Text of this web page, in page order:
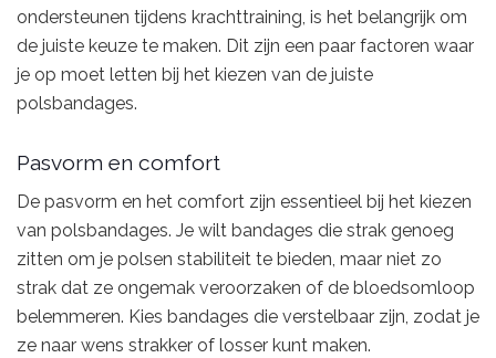
ondersteunen tijdens krachttraining, is het belangrijk om
de juiste keuze te maken. Dit zijn een paar factoren waar
je op moet letten bij het kiezen van de juiste
polsbandages.
Pasvorm en comfort
De pasvorm en het comfort zijn essentieel bij het kiezen
van polsbandages. Je wilt bandages die strak genoeg
zitten om je polsen stabiliteit te bieden, maar niet zo
strak dat ze ongemak veroorzaken of de bloedsomloop
belemmeren. Kies bandages die verstelbaar zijn, zodat je
ze naar wens strakker of losser kunt maken.